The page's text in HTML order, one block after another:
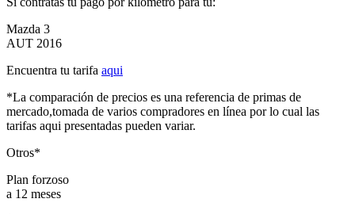
Mazda 3
AUT 2016
Encuentra tu tarifa aqui
*La comparación de precios es una referencia de primas de
mercado,tomada de varios compradores en línea por lo cual las
tarifas aqui presentadas pueden variar.
Otros*
Plan forzoso
a 12 meses